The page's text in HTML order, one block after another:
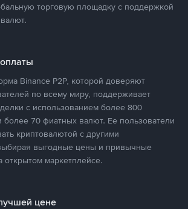
торговую площадку с поддержкой
Binance P2P, которой доверяют
по всему миру, поддерживает
с использованием более 800
более 70 фиатных валют. Ее пользователи
криптовалютой с другими
выгодные цены и привычные
открытом маркетплейсе.
цене